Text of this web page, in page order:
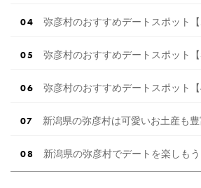
弥彦村のおすすめデートスポット
弥彦村のおすすめデートスポット
弥彦村のおすすめデートスポット
新潟県の弥彦村は可愛いお土産も
新潟県の弥彦村でデートを楽しもう